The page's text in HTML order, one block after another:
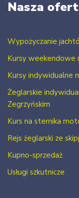
Nasza
Wypożyczanie
Kursy weekendowe
Kursy indywidualne
Żeglarskie
Zegrzyńskim
Kurs na sternika
Rejs żeglarski ze
Kupno-sprzedaż
Usługi szkutnicze